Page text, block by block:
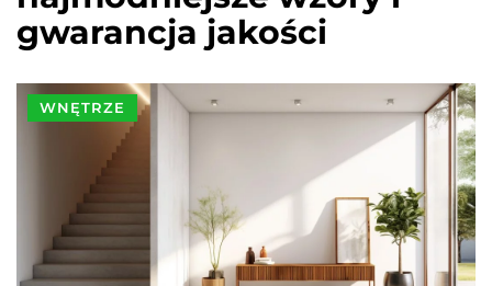
gwarancja jakości
WNĘTRZE